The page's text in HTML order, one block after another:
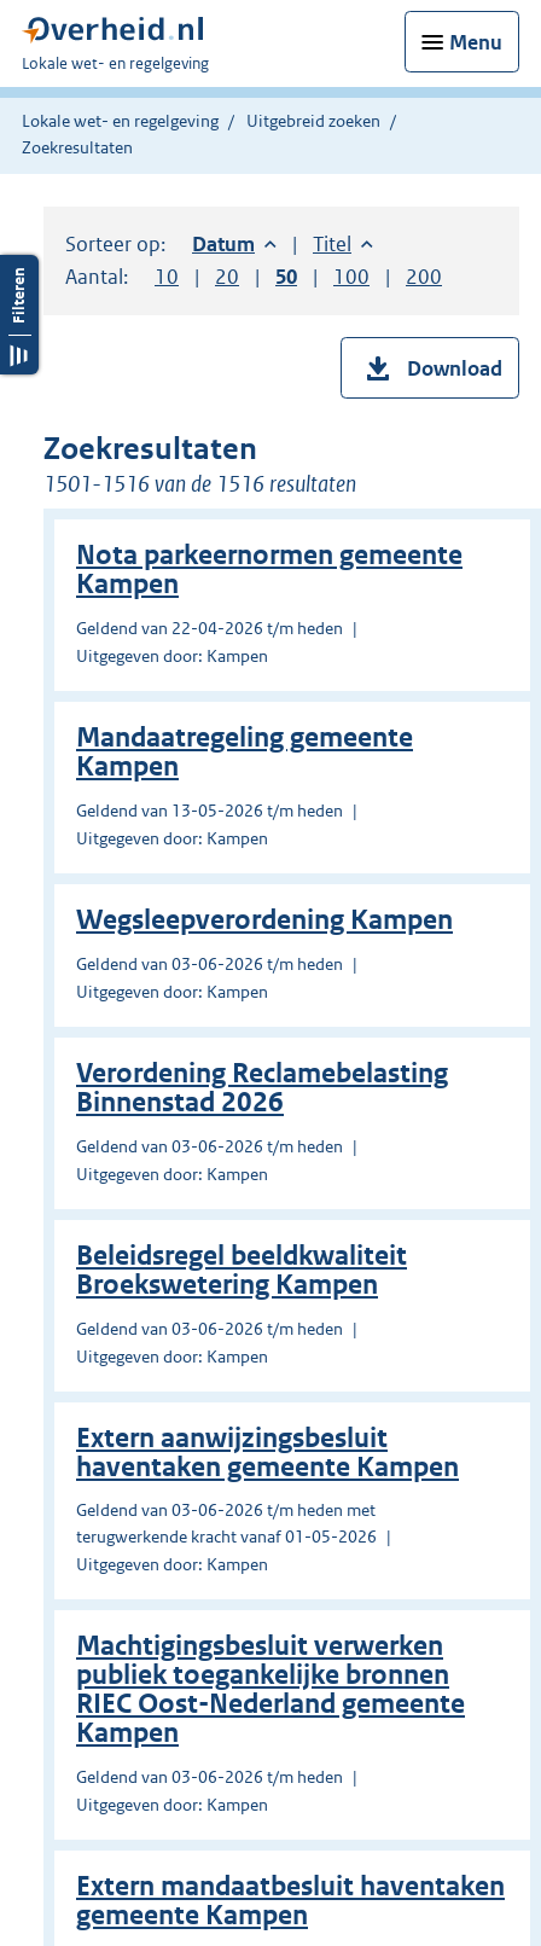
Menu
U
bent
hier:
Lokale wet- en regelgeving
Lokale wet- en regelgeving
Uitgebreid zoeken
Zoekresultaten
Sorteer op: Sorteer op:
Datum aflopendSorteer op:
Titel oplopend
Aantal:
Toon
10 resultaten per pagina
Toon
20 resultaten per pagina
Toon
50 resultaten per pagina
Toon
100 resultaten per
Toon
200
Download
Zoekresultaten
1501-1516 van de 1516 resultaten
Nota parkeernormen gemeente
Kampen
Geldend van 22-04-2026 t/m heden
Uitgegeven door: Kampen
Mandaatregeling gemeente
Kampen
Geldend van 13-05-2026 t/m heden
Uitgegeven door: Kampen
Wegsleepverordening Kampen
Geldend van 03-06-2026 t/m heden
Uitgegeven door: Kampen
Verordening Reclamebelasting
Binnenstad 2026
Geldend van 03-06-2026 t/m heden
Uitgegeven door: Kampen
Beleidsregel beeldkwaliteit
Broekswetering Kampen
Geldend van 03-06-2026 t/m heden
Uitgegeven door: Kampen
Extern aanwijzingsbesluit
haventaken gemeente Kampen
Geldend van 03-06-2026 t/m heden met
terugwerkende kracht vanaf 01-05-2026
Uitgegeven door: Kampen
Machtigingsbesluit verwerken
publiek toegankelijke bronnen
RIEC Oost-Nederland gemeente
Kampen
Geldend van 03-06-2026 t/m heden
Uitgegeven door: Kampen
Extern mandaatbesluit haventaken
gemeente Kampen